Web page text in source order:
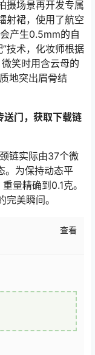
摄场景再开发专属
射裙，使用了航空
产生0.5mm的自
技术，化妆师根据
笑时用含云母的
地突出眉骨结
门，获取下载链
链实际由37个微
。为保持动态平
量精确到0.1克。
美瞬间。
查看